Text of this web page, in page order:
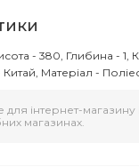
- 380, Глибина - 1,
Матеріал -
для інтернет-магазину
магазинах.